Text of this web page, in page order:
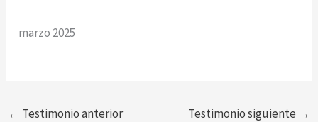
marzo 2025
← Testimonio anterior Testimonio siguiente →